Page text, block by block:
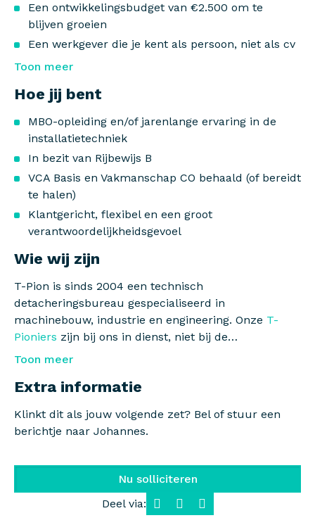
Een ontwikkelingsbudget van €2.500 om te
blijven groeien
Een werkgever die je kent als persoon, niet als cv
Toon meer
Hoe jij bent
MBO-opleiding en/of jarenlange ervaring in de
installatietechniek
In bezit van Rijbewijs B
VCA Basis en Vakmanschap CO behaald (of bereidt
te halen)
Klantgericht, flexibel en een groot
verantwoordelijkheidsgevoel
Wie wij zijn
T-Pion is sinds 2004 een technisch
detacheringsbureau gespecialiseerd in
machinebouw, industrie en engineering. Onze T-
Pioniers zijn bij ons in dienst, niet bij de
opdrachtgever. Dat betekent: een vast
project afloopt.
Toon meer
Extra informatie
Klinkt dit als jouw volgende zet? Bel of stuur een
berichtje naar Johannes.
Deel via: FacebookLinkedIn
Nu solliciteren